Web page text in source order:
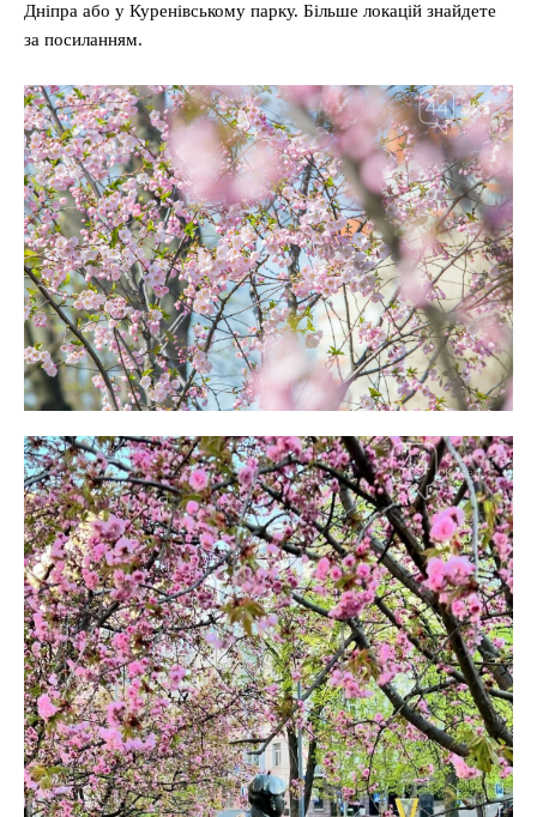
Дніпра або у Куренівському парку. Більше локацій знайдете
за посиланням.